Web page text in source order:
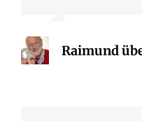
Raimund